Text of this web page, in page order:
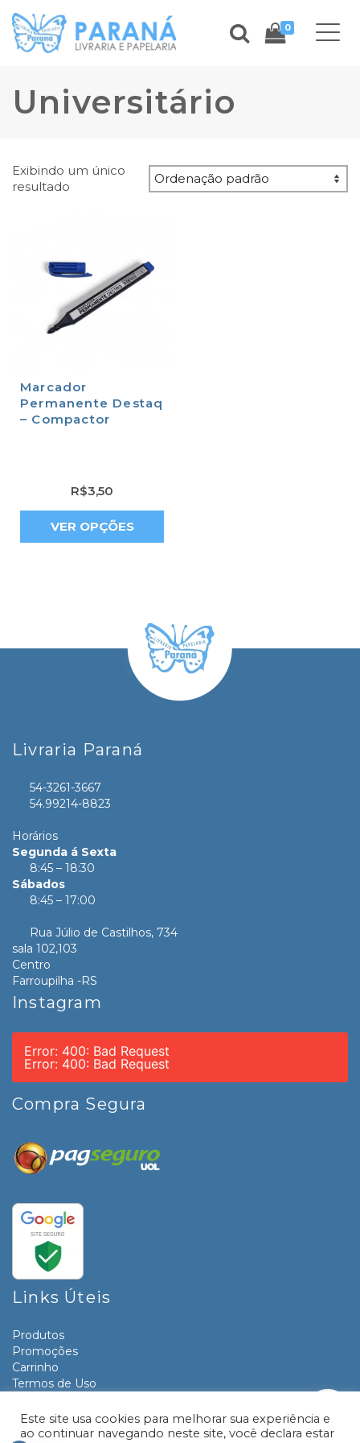
0
Universitário
Exibindo um único
resultado
Marcador
Permanente Destaq
– Compactor
R$3,50
VER OPÇÕES
Livraria Paraná
54-3261-3667
54.99214-8823
Horários
Segunda á Sexta
8:45 – 18:30
Sábados
8:45 – 17:00
Rua Júlio de Castilhos, 734
sala 102,103
Centro
Farroupilha -RS
Instagram
Error: 400: Bad Request
Error: 400: Bad Request
Compra Segura
Links Úteis
Produtos
Promoções
Carrinho
Termos de Uso
Contato
Este site usa cookies para melhorar sua experiência e
ao continuar navegando neste site, você declara estar